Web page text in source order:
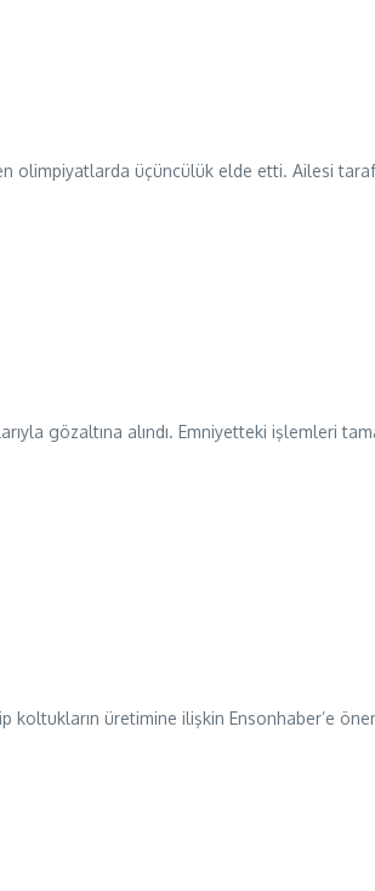
olimpiyatlarda üçüncülük elde etti. Ailesi
gözaltına alındı. Emniyetteki işlemleri
üretimine ilişkin Ensonhaber’e